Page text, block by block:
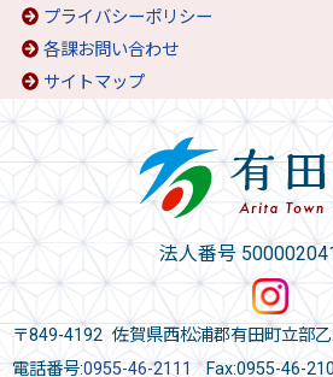
プライバシーポリシー
各課お問い合わせ
サイトマップ
法人番号
〒849-4192 佐賀県西松浦郡有田町立部
電話番号:0955-46-2111 Fax:0955-46-